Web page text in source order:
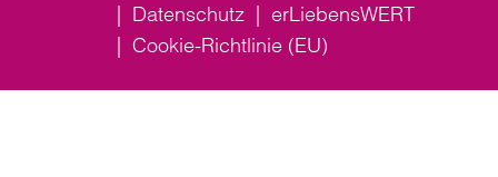
Datenschutz
erLiebensWERT
Cookie-Richtlinie (EU)